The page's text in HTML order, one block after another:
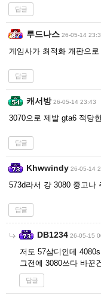
답글
루드나스 26-05-14
게임사가 최적화 개판으
답글
캐서방 26-05-14 23:43
3070으로 제발 gta6 적당
답글
Khwwindy 26-05-14
573d라서 걍 3080 중고나
답글
DB1234 26-05-15
저도 57삼디인데
그전에 3080쓰다 바꾼
답글